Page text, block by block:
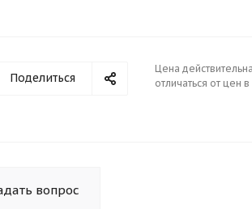
Поделиться
Цена
отличаться от цен
вопрос